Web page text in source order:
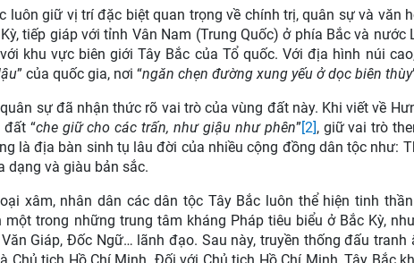
luôn giữ vị trí đặc biệt quan trọng về chính trị, quân sự và văn
tiếp giáp với tỉnh Vân Nam (Trung Quốc) ở phía Bắc và nước
khu vực biên giới Tây Bắc của Tổ quốc. Với địa hình núi
” của quốc gia, nơi “ngăn chẹn đường xung yếu ở dọc biên thùy
sự đã nhận thức rõ vai trò của vùng đất này. Khi viết về
“che giữ cho các trấn, như giậu như phên”[2], giữ vai trò
là địa bàn sinh tụ lâu đời của nhiều cộng đồng dân tộc như:
dạng và giàu bản sắc.
xâm, nhân dân các dân tộc Tây Bắc luôn thể hiện tinh
trong những trung tâm kháng Pháp tiêu biểu ở Bắc Kỳ,
Giáp, Đốc Ngữ… lãnh đạo. Sau này, truyền thống đấu tranh